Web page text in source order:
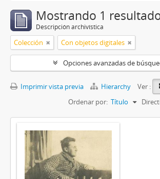
Mostrando 1
Descripción archivística
Colección Con objetos digitales
Opciones avanzadas de
Imprimir vista previa Hierarchy
Ver :
Ordenar por: Título